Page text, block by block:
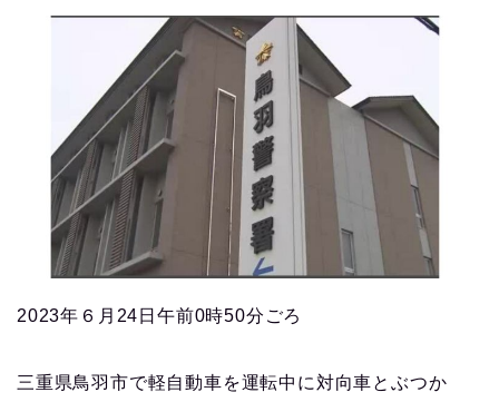
2023年６月24日午前0時50分ごろ
三重県鳥羽市で軽自動車を運転中に対向車とぶつか